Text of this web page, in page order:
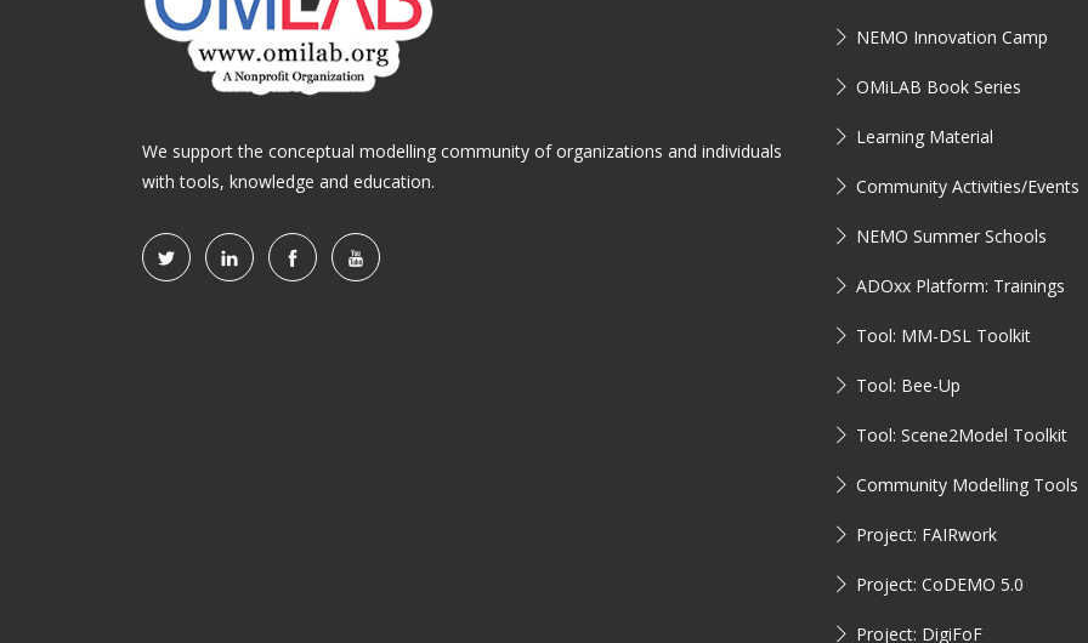
We support the conceptual modelling community of organizations and individuals
with tools, knowledge and education.
NEMO Innovation Camp
OMiLAB Book Series
Learning Material
Community Activities/Events
NEMO Summer Schools
ADOxx Platform: Trainings
Tool: MM-DSL Toolkit
Tool: Bee-Up
Tool: Scene2Model Toolkit
Community Modelling Tools
Project: FAIRwork
Project: CoDEMO 5.0
Project: DigiFoF